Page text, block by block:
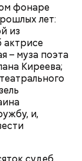
фонаре
лет:
из
актрисе
– муза поэта
Киреева;
и,
Стоун
и занимался
стала
В
своим
просил
причем так,
не могли
записи.
в роль,